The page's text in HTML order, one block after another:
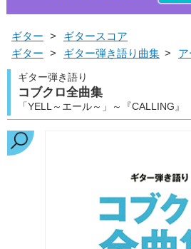
ギター >
ギタースコア
ギター > ギター弾き語り曲集 >
ギター弾き語り
コブクロ全曲集
「YELL～エール～」～『CALLING』